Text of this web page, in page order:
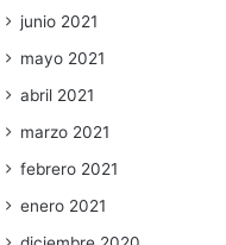
junio 2021
mayo 2021
abril 2021
marzo 2021
febrero 2021
enero 2021